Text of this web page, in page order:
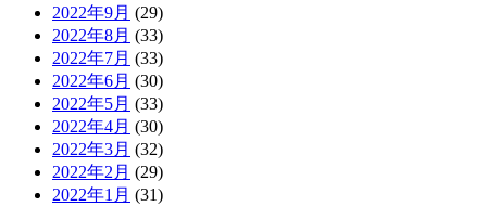
2022年9月 (29)
2022年8月 (33)
2022年7月 (33)
2022年6月 (30)
2022年5月 (33)
2022年4月 (30)
2022年3月 (32)
2022年2月 (29)
2022年1月 (31)